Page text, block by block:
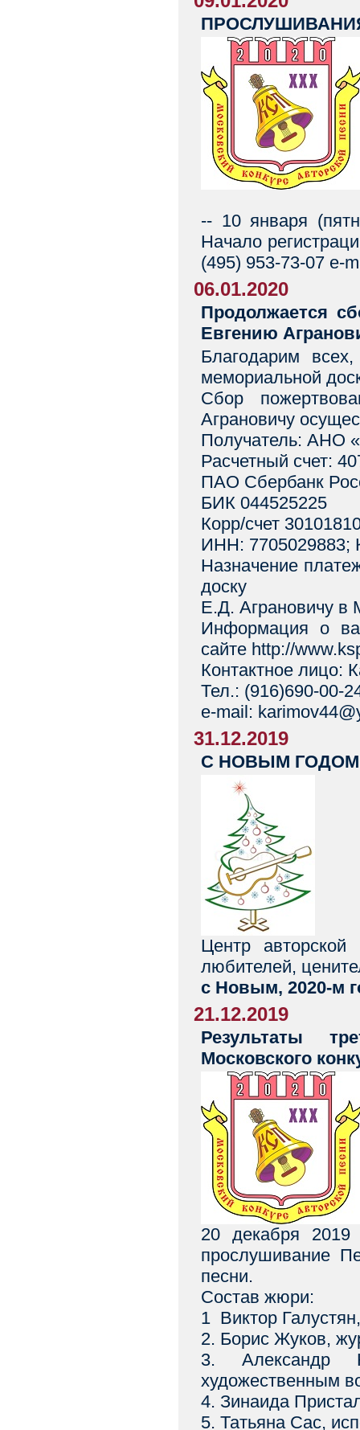
ПРОСЛУШИВАНИЯ
-- 10 января
Начало
(495) 953-73-07 e-
06.01.2020
Продолжается
Евгению
Благодарим
мемориальной
Сбор
Аграновичу
Получатель: АНО
Расчетный счет:
ПАО Сбербанк
БИК 044525225
Корр/счет
ИНН: 7705029883;
Назначение
доску
Е.Д. Аграновичу в
Информация о
сайте http://
Контактное лицо:
Тел.: (916)690-00-
e-mail:
31.12.2019
С НОВЫМ
Центр авторской
любителей,
с Новым, 2020-м
21.12.2019
Результаты
Московского
20 декабря 2019
прослушивание
песни.
Состав жюри:
1 Виктор
2. Борис Жуков,
3. Александр
художественным
4. Зинаида
5. Татьяна Сас,